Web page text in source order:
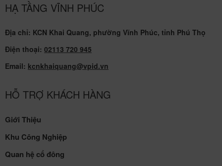
HẠ TẦNG VĨNH PHÚC
Địa chỉ: KCN Khai Quang, phường Vĩnh Phúc, tỉnh Phú Thọ
Điện thoại: 02113 720 945
Email: kcnkhaiquang@vpid.vn
HỖ TRỢ KHÁCH HÀNG
Giới Thiệu
Khu Công Nghiệp
Quan hệ cổ đông